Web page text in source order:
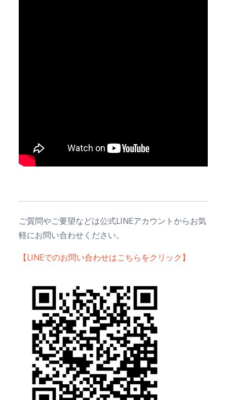
ご質問やご要望などは公式LINEアカウントからお気
軽にお問い合わせください。
【LINEでのお問い合わせはこちらをクリック】